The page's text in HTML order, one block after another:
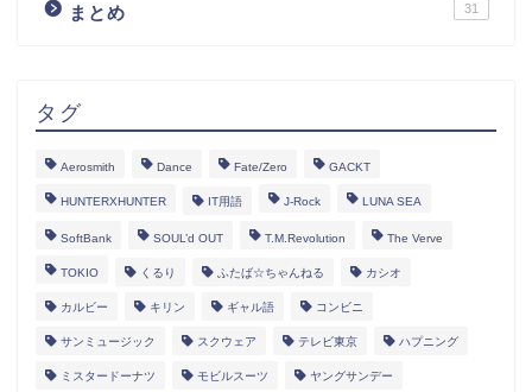
まとめ 31
タグ
Aerosmith Dance Fate/Zero GACKT
HUNTERXHUNTER IT用語 J-Rock LUNA SEA
SoftBank SOUL’d OUT T.M.Revolution The Verve
TOKIO くるり ふたば☆ちゃんねる カシオ
カルビー キリン ギャル語 コンビニ
サンミュージック スクウェア テレビ東京 ハプニング
ミスタードーナツ モビルスーツ ヤングサンデー